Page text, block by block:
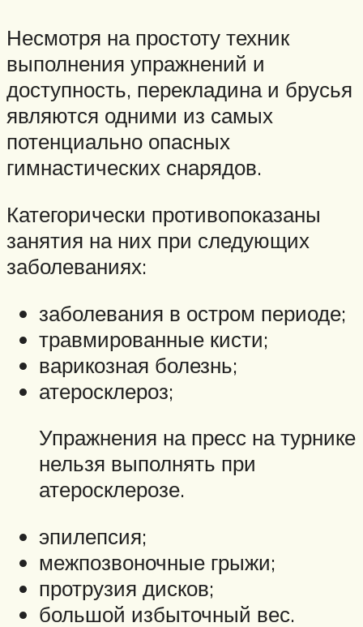
Несмотря на простоту техник
выполнения упражнений и
доступность, перекладина и брусья
являются одними из самых
потенциально опасных
гимнастических снарядов.
Категорически противопоказаны
занятия на них при следующих
заболеваниях:
заболевания в остром периоде;
травмированные кисти;
варикозная болезнь;
атеросклероз;
Упражнения на пресс на турнике
нельзя выполнять при
атеросклерозе.
эпилепсия;
межпозвоночные грыжи;
протрузия дисков;
большой избыточный вес.